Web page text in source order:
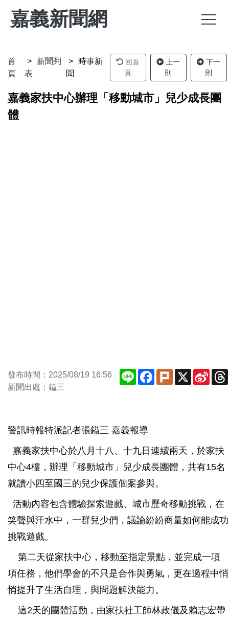
嘉義新聞網
首
頁
新聞列
表
時事新
聞
回首
頁
上一
則
下一
則
嘉義家扶中心辦理「移動城市」兒少成長團
體
發布時間：2025/08/19 16:56
新聞出處：鎰三
Line Facebook
Plurk X
Sina
警訊時報特派記者張鎰三 嘉義報導
嘉義家扶中心於八月十八、十九日連續兩天，於家扶
中心4樓，辦理「移動城市」兒少成長團體，共有15名
就讀小四至國三的兒少保護個案參與。
活動內容包含體驗探索遊戲、城市歷奇移動挑戰，在
笑聲與汗水中，一群兒少們，議論紛紛商量如何能成功
挑戰遊戲。
第二天從家扶中心，移動至指定景點，並完成一項
項任務，他們學會的不只是合作與勇氣，更在過程中悄
悄提升了生活自理，與問題解決能力。
這2天的團體活動，由家扶社工師林政儀及賴志宏帶